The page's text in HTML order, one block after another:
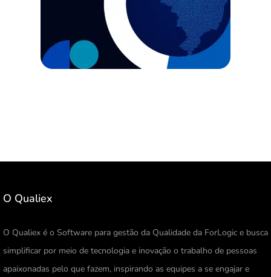
O Qualiex
O Qualiex é o Software para gestão da Qualidade da ForLogic e busca
simplificar por meio de tecnologia e inovação o trabalho de pessoas
apaixonadas pelo que fazem, inspirando as equipes a se engajar e